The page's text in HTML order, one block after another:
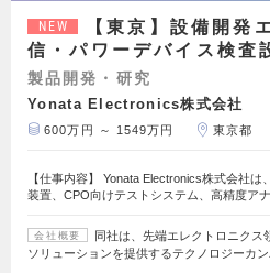
NEW
【東京】設備開発
信・パワーデバイス検査
製品開発・研究
Yonata Electronics株式会社
600万円 ～ 1549万円 東京都
【仕事内容】 Yonata Electronics株式会社は
装置、CPO向けテストシステム、高精度ア
会社概要
同社は、先端エレクトロニクス
ソリューションを提供するテクノロジーカ